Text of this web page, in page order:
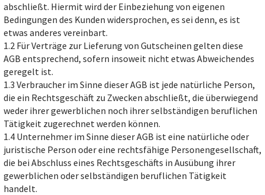
abschließt. Hiermit wird der Einbeziehung von eigenen
Bedingungen des Kunden widersprochen, es sei denn, es ist
etwas anderes vereinbart.
1.2 Für Verträge zur Lieferung von Gutscheinen gelten diese
AGB entsprechend, sofern insoweit nicht etwas Abweichendes
geregelt ist.
1.3 Verbraucher im Sinne dieser AGB ist jede natürliche Person,
die ein Rechtsgeschäft zu Zwecken abschließt, die überwiegend
weder ihrer gewerblichen noch ihrer selbständigen beruflichen
Tätigkeit zugerechnet werden können.
1.4 Unternehmer im Sinne dieser AGB ist eine natürliche oder
juristische Person oder eine rechtsfähige Personengesellschaft,
die bei Abschluss eines Rechtsgeschäfts in Ausübung ihrer
gewerblichen oder selbständigen beruflichen Tätigkeit
handelt.